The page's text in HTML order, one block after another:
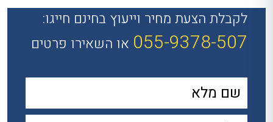
לקבלת הצעת מחיר וייעוץ בחינם חייגו:
055-9378-507 או השאירו פרטים